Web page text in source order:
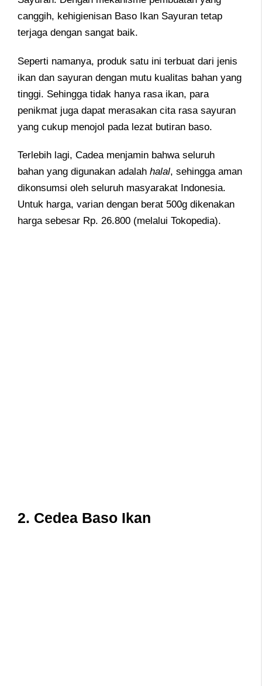
canggih, kehigienisan Baso Ikan Sayuran tetap
terjaga dengan sangat baik.
Seperti namanya, produk satu ini terbuat dari jenis
ikan dan sayuran dengan mutu kualitas bahan yang
tinggi. Sehingga tidak hanya rasa ikan, para
penikmat juga dapat merasakan cita rasa sayuran
yang cukup menojol pada lezat butiran baso.
Terlebih lagi, Cadea menjamin bahwa seluruh
bahan yang digunakan adalah halal, sehingga aman
dikonsumsi oleh seluruh masyarakat Indonesia.
Untuk harga, varian dengan berat 500g dikenakan
harga sebesar Rp. 26.800 (melalui Tokopedia).
2. Cedea Baso Ikan